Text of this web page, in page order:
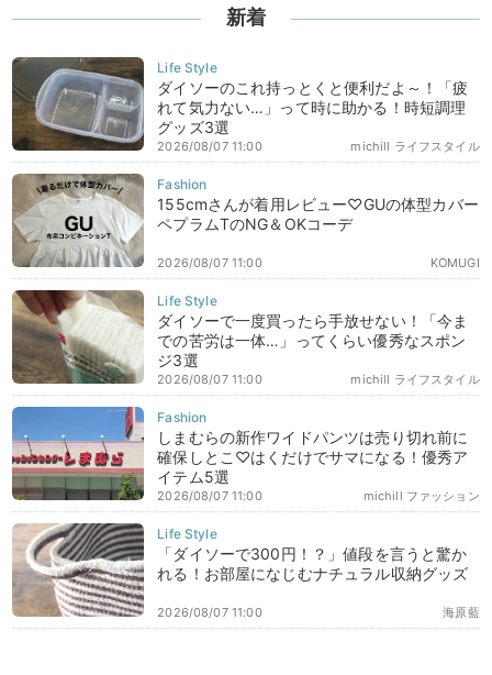
新着
ダイソーのこれ持っとくと便利だよ～！「疲
れて気力ない…」って時に助かる！時短調理
グッズ3選
michill ライフスタイル
2026/08/07 11:00
155cmさんが着用レビュー♡GUの体型カバー
ペプラムTのNG＆OKコーデ
KOMUGI
2026/08/07 11:00
ダイソーで一度買ったら手放せない！「今ま
での苦労は一体…」ってくらい優秀なスポン
ジ3選
michill ライフスタイル
2026/08/07 11:00
しまむらの新作ワイドパンツは売り切れ前に
確保しとこ♡はくだけでサマになる！優秀ア
イテム5選
michill ファッション
2026/08/07 11:00
「ダイソーで300円！？」値段を言うと驚か
れる！お部屋になじむナチュラル収納グッズ
海原藍
2026/08/07 11:00